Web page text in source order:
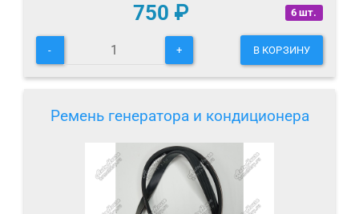
6 шт.
750 ₽
- + В КОРЗИНУ
Ремень генератора и кондиционера